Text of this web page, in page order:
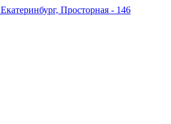
Екатеринбург, Просторная - 146